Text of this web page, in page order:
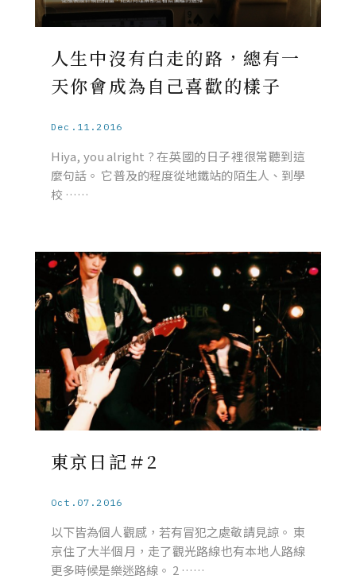
人生中沒有白走的路，總有一
天你會成為自己喜歡的樣子
Dec.11.2016
Hiya, you alright ? 在英國的日子裡很常聽到這
麼句話。 它普及的程度從地鐵站的陌生人、到學
校 ……
東京日記＃2
Oct.07.2016
以下皆為個人觀感，若有冒犯之處敬請見諒。 東
京住了大半個月，走了觀光路線也有本地人路線
更多時候是樂迷路線。 2 ……